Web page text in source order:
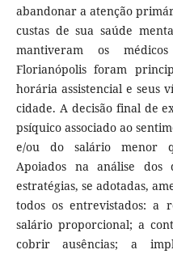
abandonar a atenção
custas de sua saúde
mantiveram os
Florianópolis foram
horária assistencial e seus
cidade. A decisão final de
psíquico associado ao
e/ou do salário menor
Apoiados na análise dos
estratégias, se adotadas,
todos os entrevistados: a
salário proporcional; a
cobrir ausências; a